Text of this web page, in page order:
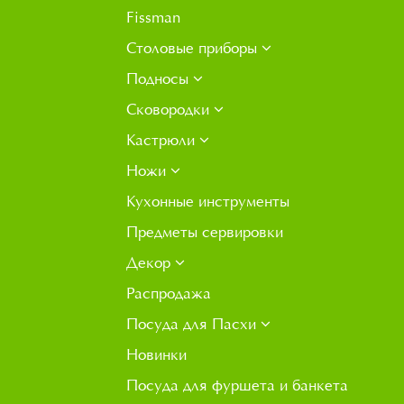
Fissman
Столовые приборы
Подносы
Сковородки
Кастрюли
Ножи
Кухонные инструменты
Предметы сервировки
Декор
Распродажа
Посуда для Пасхи
Новинки
Посуда для фуршета и банкета